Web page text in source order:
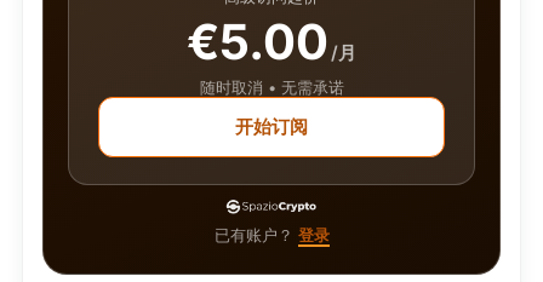
€5.00/月
随时取消 • 无需承诺
开始订阅
已有账户？ 登录